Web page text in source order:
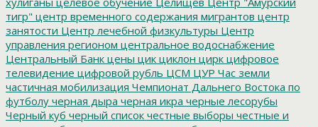
тигр" центр временного содержания мигрантов центр
занятости Центр лечебной физкультуры Центр
управления регионом центральное водоснабжение
Центральный Банк цены цик циклон цирк цифровое
телевидение цифровой рубль ЦСМ ЦУР Час земли
частичная мобилизация Чемпионат Дальнего Востока по
футболу черная дыра черная икра черные лесорубы
Черный куб черный список честные выборы честные и